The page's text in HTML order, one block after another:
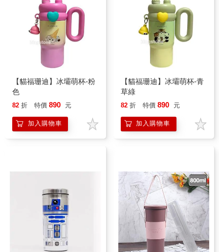
【貓福珊迪】冰壩萌杯-粉
色
82 折 特價 890 元
加入購物車
【貓福珊迪】冰壩萌杯-青
草綠
82 折 特價 890 元
加入購物車